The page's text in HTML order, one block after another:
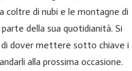
coltre di nubi e le montagne di
della sua quotidianità. Si
di dover mettere sotto chiave i
alla prossima occasione.